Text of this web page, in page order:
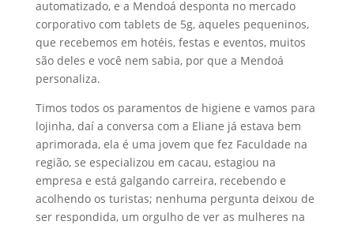
automatizado, e a Mendoá desponta no mercado
corporativo com tablets de 5g, aqueles pequeninos,
que recebemos em hotéis, festas e eventos, muitos
são deles e você nem sabia, por que a Mendoá
personaliza.
Timos todos os paramentos de higiene e vamos para
lojinha, daí a conversa com a Eliane já estava bem
aprimorada, ela é uma jovem que fez Faculdade na
região, se especializou em cacau, estagiou na
empresa e está galgando carreira, recebendo e
acolhendo os turistas; nenhuma pergunta deixou de
ser respondida, um orgulho de ver as mulheres na